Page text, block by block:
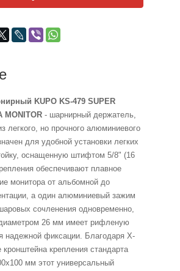
KUPO KS-479 SUPER
MONITOR - шарнирный держатель,
легкого, но прочного алюминиевого
для удобной установки легких
оснащенную штифтом 5/8" (16
обеспечивают плавное
монитора от альбомной до
а один алюминиевый зажим
сочленения одновременно,
26 мм имеет рифленую
надежной фиксации. Благодаря X-
крепления стандарта
мм этот универсальный